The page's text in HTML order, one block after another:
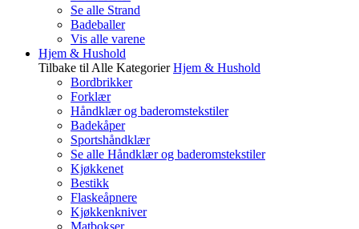
Se alle Strand
Badeballer
Vis alle varene
Hjem & Hushold
Tilbake til Alle Kategorier Hjem & Hushold
Bordbrikker
Forklær
Håndklær og baderomstekstiler
Badekåper
Sportshåndklær
Se alle Håndklær og baderomstekstiler
Kjøkkenet
Bestikk
Flaskeåpnere
Kjøkkenkniver
Matbokser